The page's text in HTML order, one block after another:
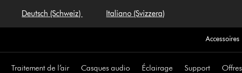
Deutsch (Schweiz) Italiano (Svizzera)
Accessoires
Traitement de l’air Casques audio Éclairage Support Offres